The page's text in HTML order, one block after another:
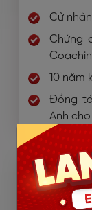
Cử
Chứng
10 năm
Đồng
Anh